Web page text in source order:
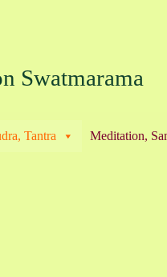
Swatmarama
Tantra Meditation,